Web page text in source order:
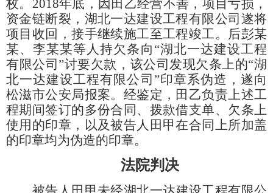
枚。2018年底，因田乙经营不善，项目亏损，
资金链断裂，湖北一达建设工程有限公司遂将
项目收回，接手继续施工至工程竣工。后彭某
某、李某某等人持欠条向“湖北一达建设工程
有限公司”讨要欠款，该公司发现欠条上的“湖
北一达建设工程有限公司”印章系伪造，遂向
松滋市公安局报案。经鉴定，田乙负责上述工
程期间签订的多份合同、拨款借支单、欠条上
使用的印章，以及被告人田甲在合同上所加盖
的印章均为伪造的印章。
法院判决